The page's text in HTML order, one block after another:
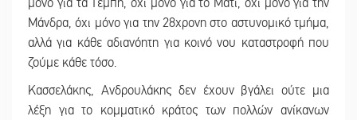
μόνο για τα Τέμπη, όχι μόνο για το Μάτι, όχι μόνο για την
Μάνδρα, όχι μόνο για την 28χρονη στο αστυνομικό τμήμα,
αλλά για κάθε αδιανόητη για κοινό νου καταστροφή που
ζούμε κάθε τόσο.
Κασσελάκης, Ανδρουλάκης δεν έχουν βγάλει ούτε μια
λέξη για το κομματικό κράτος των πολλών ανίκανων